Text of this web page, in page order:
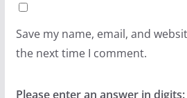
Save my name, email, and
the next time I comment.
Please enter an answer in digits: